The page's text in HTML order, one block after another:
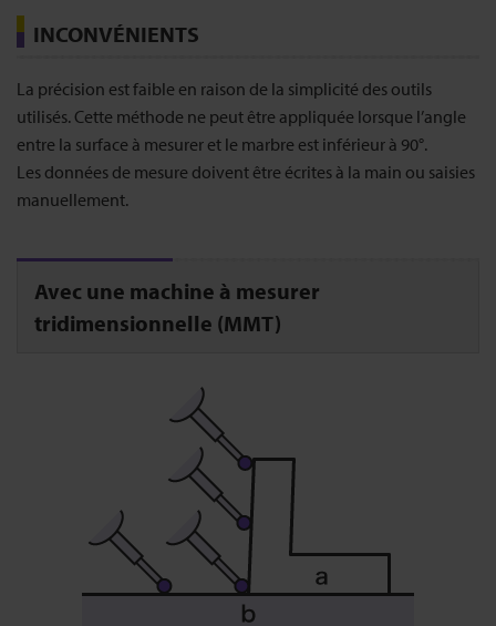
INCONVÉNIENTS
La précision est faible en raison de la simplicité des outils
utilisés. Cette méthode ne peut être appliquée lorsque l’angle
entre la surface à mesurer et le marbre est inférieur à 90°.
Les données de mesure doivent être écrites à la main ou saisies
manuellement.
Avec une machine à mesurer
tridimensionnelle (MMT)